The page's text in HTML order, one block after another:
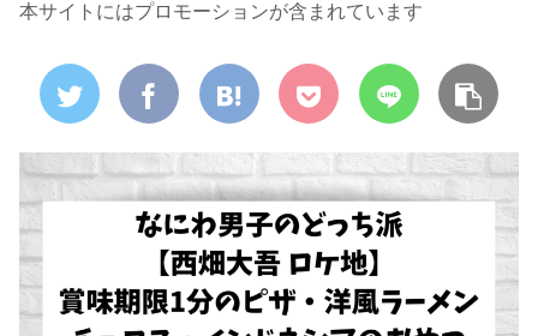
本サイトにはプロモーションが含まれています